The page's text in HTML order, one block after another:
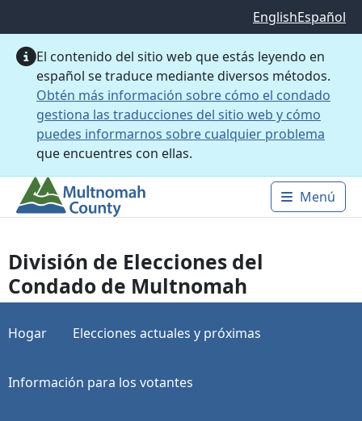
EnglishEspañol
El contenido del sitio web que estás leyendo en
español se traduce mediante diversos métodos.
Obtén más información sobre cómo el condado
gestiona las traducciones del sitio web y cómo
puedes informarnos sobre cualquier problema
que encuentres con ellas.
Main
Menú
División de Elecciones del
Condado de Multnomah
Hogar Elecciones actuales y próximas
Información para los votantes